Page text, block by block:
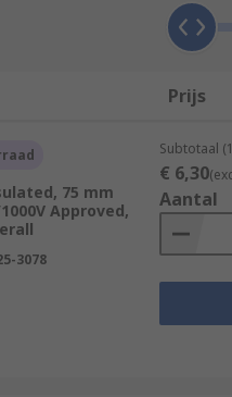
screwdrivers or insulated
screwdrivers are
Prijs
75 mm
Approved,
3078
Subtotaal
€ 6,30
Aantal